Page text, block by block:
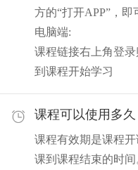
方的“打开APP”，即
电脑端:
课程链接右上角登
到课程开始学习
课程可以使用多
课程有效期是课程
课到课程结束的时间